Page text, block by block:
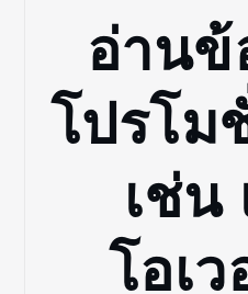
อ่านข้
โปรโม
เช่น
โอเ